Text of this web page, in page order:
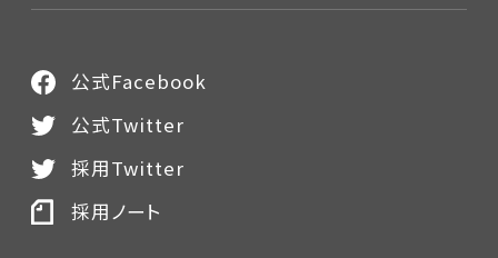
公式Facebook
公式Twitter
採用Twitter
採用ノート